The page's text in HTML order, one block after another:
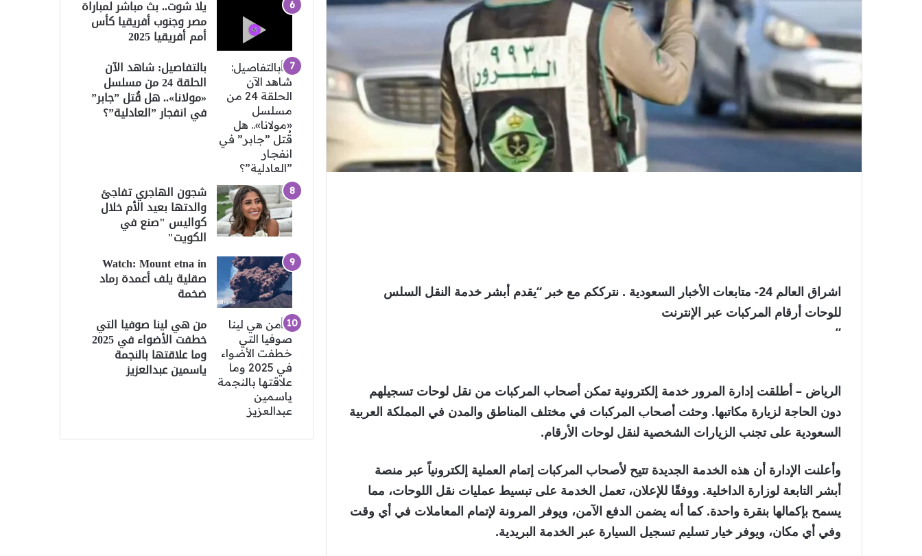
اشراق العالم 24- متابعات الأخبار السعودية . نترككم مع خبر “يقدم أبشر خدمة النقل السلس
للوحات أرقام المركبات عبر الإنترنت
”
الرياض – أطلقت إدارة المرور خدمة إلكترونية تمكن أصحاب المركبات من نقل لوحات تسجيلهم
دون الحاجة لزيارة مكاتبها. وحثت أصحاب المركبات في مختلف المناطق والمدن في المملكة العربية
السعودية على تجنب الزيارات الشخصية لنقل لوحات الأرقام.
وأعلنت الإدارة أن هذه الخدمة الجديدة تتيح لأصحاب المركبات إتمام العملية إلكترونياً عبر منصة
أبشر التابعة لوزارة الداخلية. ووفقًا للإعلان، تعمل الخدمة على تبسيط عمليات نقل اللوحات، مما
يسمح بإكمالها بنقرة واحدة. كما أنه يضمن الدفع الآمن، ويوفر المرونة لإتمام المعاملات في أي وقت
وفي أي مكان، ويوفر خيار تسليم تسجيل السيارة عبر الخدمة البريدية.
يلا شوت.. بث مباشر لمباراة
مصر وجنوب أفريقيا كأس
أمم أفريقيا 2025
بالتفاصيل: شاهد الآن
الحلقة 24 من مسلسل
«مولانا».. هل قُتل ”جابر”
في انفجار ”العادلية”؟
شجون الهاجري تفاجئ
والدتها بعيد الأم خلال
كواليس "صنع في
الكويت"
Watch: Mount etna in
صقلية يلف أعمدة رماد
ضخمة
من هي لينا صوفيا التي
خطفت الأضواء في 2025
وما علاقتها بالنجمة
ياسمين عبدالعزيز